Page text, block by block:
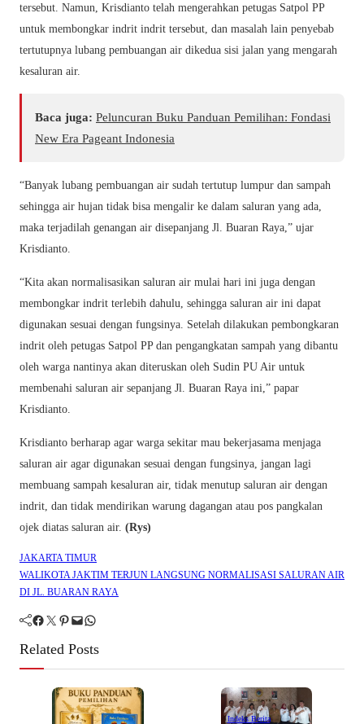
tersebut. Namun, Krisdianto telah mengerahkan petugas Satpol PP
untuk membongkar indrit indrit tersebut, dan masalah lain penyebab
tertutupnya lubang pembuangan air dikedua sisi jalan yang mengarah
kesaluran air.
Baca juga: Peluncuran Buku Panduan Pemilihan: Fondasi
New Era Pageant Indonesia
“Banyak lubang pembuangan air sudah tertutup lumpur dan sampah
sehingga air hujan tidak bisa mengalir ke dalam saluran yang ada,
maka terjadilah genangan air disepanjang Jl. Buaran Raya,” ujar
Krisdianto.
“Kita akan normalisasikan saluran air mulai hari ini juga dengan
membongkar indrit terlebih dahulu, sehingga saluran air ini dapat
digunakan sesuai dengan fungsinya. Setelah dilakukan pembongkaran
indrit oleh petugas Satpol PP dan pengangkatan sampah yang dibantu
oleh warga nantinya akan diteruskan oleh Sudin PU Air untuk
membenahi saluran air sepanjang Jl. Buaran Raya ini,” papar
Krisdianto.
Krisdianto berharap agar warga sekitar mau bekerjasama menjaga
saluran air agar digunakan sesuai dengan fungsinya, jangan lagi
membuang sampah kesaluran air, tidak menutup saluran air dengan
indrit, dan tidak mendirikan warung dagangan atau pos pangkalan
ojek diatas saluran air. (Rys)
JAKARTA TIMUR
WALIKOTA JAKTIM TERJUN LANGSUNG NORMALISASI SALURAN AIR
DI JL. BUARAN RAYA
Facebook Twitter Pinterest Mail WhatsApp
Related Posts
Indeks Berita